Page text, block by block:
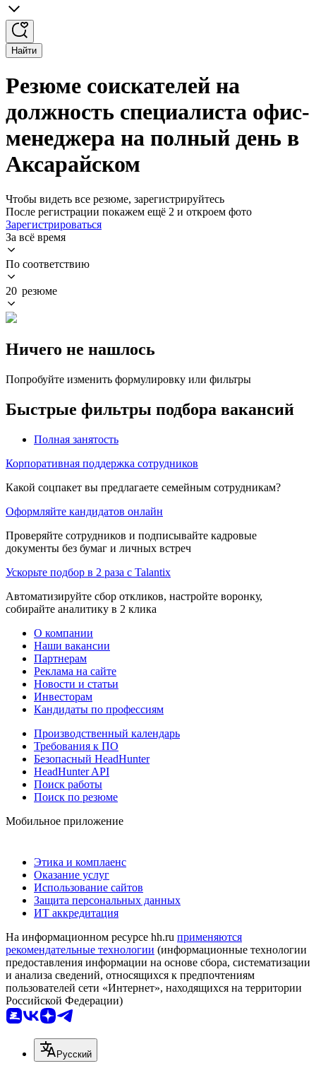
Найти
Резюме соискателей на
должность специалиста офис-
менеджера на полный день в
Аксарайском
Чтобы видеть все резюме, зарегистрируйтесь
После регистрации покажем ещё 2 и откроем фото
Зарегистрироваться
За всё время
По соответствию
20 резюме
Ничего не нашлось
Попробуйте изменить формулировку или фильтры
Быстрые фильтры подбора вакансий
Полная занятость
Корпоративная поддержка сотрудников
Какой соцпакет вы предлагаете семейным сотрудникам?
Оформляйте кандидатов онлайн
Проверяйте сотрудников и подписывайте кадровые
документы без бумаг и личных встреч
Ускорьте подбор в 2 раза с Talantix
Автоматизируйте сбор откликов, настройте воронку,
собирайте аналитику в 2 клика
О компании
Наши вакансии
Партнерам
Реклама на сайте
Новости и статьи
Инвесторам
Кандидаты по профессиям
Производственный календарь
Требования к ПО
Безопасный HeadHunter
HeadHunter API
Поиск работы
Поиск по резюме
Мобильное приложение
Этика и комплаенс
Оказание услуг
Использование сайтов
Защита персональных данных
ИТ аккредитация
На информационном ресурсе hh.ru применяются
рекомендательные технологии (информационные технологии
предоставления информации на основе сбора, систематизации
и анализа сведений, относящихся к предпочтениям
пользователей сети «Интернет», находящихся на территории
Российской Федерации)
Русский